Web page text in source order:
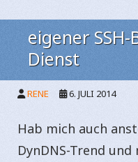
eigener
Dienst
RENE 6. JULI 2014
Hab mich auch
DynDNS-Trend